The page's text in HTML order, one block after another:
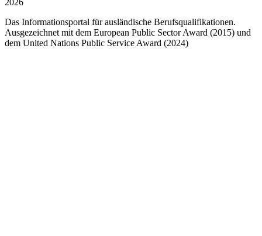
2026
Das Informationsportal für ausländische Berufsqualifikationen.
Ausgezeichnet mit dem European Public Sector Award (2015) und
dem United Nations Public Service Award (2024)